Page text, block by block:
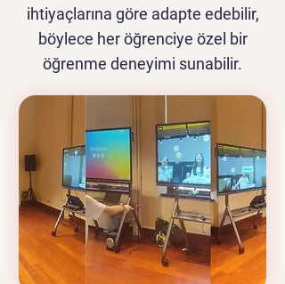
ihtiyaçlarına göre adapte edebilir,
böylece her öğrenciye özel bir
öğrenme deneyimi sunabilir.